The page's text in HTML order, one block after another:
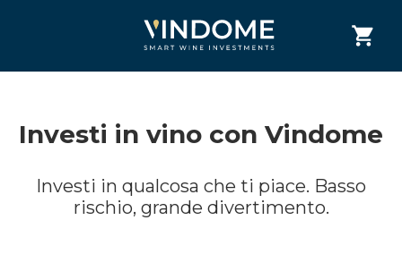
Investi in vino con Vindome
Investi in qualcosa che ti piace. Basso
rischio, grande divertimento.